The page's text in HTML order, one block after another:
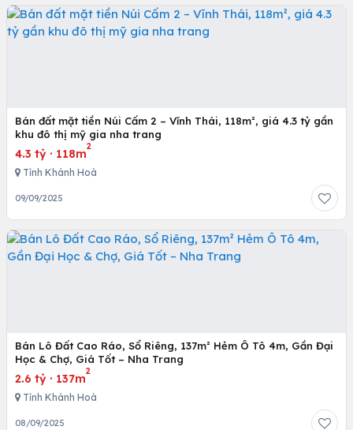
Bán đất mặt tiền Núi Cấm 2 – Vĩnh Thái, 118m², giá 4.3 tỷ gần
khu đô thị mỹ gia nha trang
4.3 tỷ · 118m
2
Tỉnh Khánh Hoà
09/09/2025
Bán Lô Đất Cao Ráo, Sổ Riêng, 137m² Hẻm Ô Tô 4m, Gần Đại
Học & Chợ, Giá Tốt – Nha Trang
2.6 tỷ · 137m
2
Tỉnh Khánh Hoà
08/09/2025